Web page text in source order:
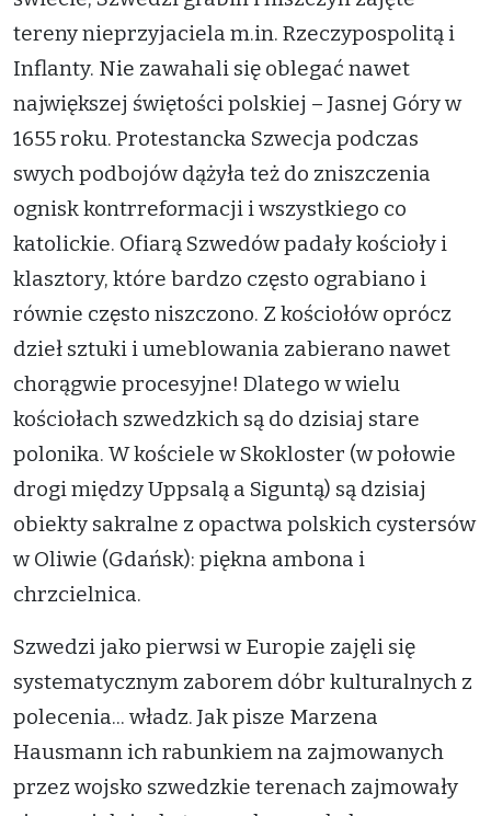
tereny nieprzyjaciela m.in. Rzeczypospolitą i
Inflanty. Nie zawahali się oblegać nawet
największej świętości polskiej – Jasnej Góry w
1655 roku. Protestancka Szwecja podczas
swych podbojów dążyła też do zniszczenia
ognisk kontrreformacji i wszystkiego co
katolickie. Ofiarą Szwedów padały kościoły i
klasztory, które bardzo często ograbiano i
równie często niszczono. Z kościołów oprócz
dzieł sztuki i umeblowania zabierano nawet
chorągwie procesyjne! Dlatego w wielu
kościołach szwedzkich są do dzisiaj stare
polonika. W kościele w Skokloster (w połowie
drogi między Uppsalą a Siguntą) są dzisiaj
obiekty sakralne z opactwa polskich cystersów
w Oliwie (Gdańsk): piękna ambona i
chrzcielnica.
Szwedzi jako pierwsi w Europie zajęli się
systematycznym zaborem dóbr kulturalnych z
polecenia... władz. Jak pisze Marzena
Hausmann ich rabunkiem na zajmowanych
przez wojsko szwedzkie terenach zajmowały